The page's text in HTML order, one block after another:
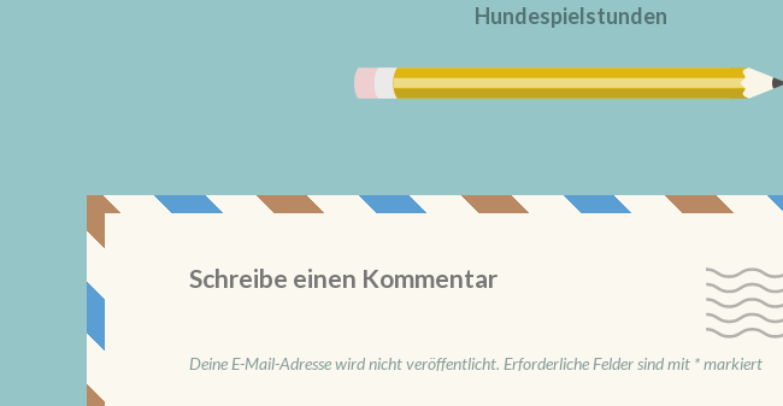
Hundespielstunden
Schreibe einen Kommentar
Deine E-Mail-Adresse wird nicht veröffentlicht. Erforderliche Felder sind mit *markiert